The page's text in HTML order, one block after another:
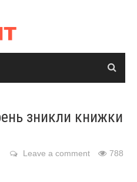
зникли книжки
Leave a comment 788